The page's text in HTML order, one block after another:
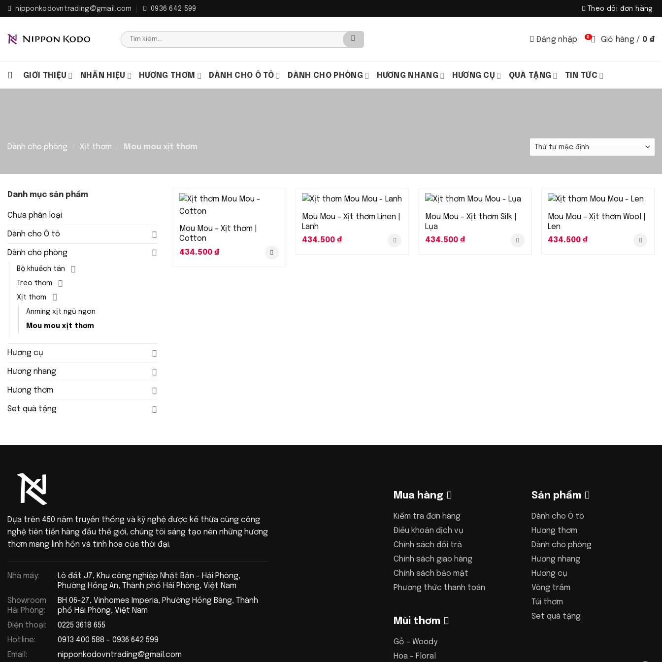
Bỏ
qua
dung
nipponkodovntrading@gmail.com 0936 642 599 Theo dõi đơn hàng
Tìm
kiếm:
Đăng nhập Giỏ hàng / 0 ₫
0
GIỚI THIỆU NHÃN HIỆU HƯƠNG THƠM DÀNH CHO Ô TÔ DÀNH CHO PHÒNG HƯƠNG NHANG HƯƠNG CỤ QUÀ TẶNG TIN TỨC
Dành cho phòng Xịt thơm Mou mou xịt thơm
Danh mục sản phẩm
Chưa phân loại
Dành cho Ô tô
Dành cho phòng
Bộ khuếch tán
Treo thơm
Xịt thơm
Anming xịt ngủ ngon
Mou mou xịt thơm
Hương cụ
Hương nhang
Hương thơm
Set quà tặng
Mou Mou – Xịt thơm |
Cotton
434.500 ₫
Mou Mou – Xịt thơm Linen |
Lanh
434.500₫
Mou Mou – Xịt thơm Silk |
Lụa
434.500 ₫
Mou Mou – Xịt thơm Wool |
Len
434.500₫
Dựa trên 450 năm truyền thống và kỹ nghệ được kế thừa cùng công
nghệ tiên tiến hàng đầu thế giới, chúng tôi sáng tạo nên những hương
thơm mang linh hồn và tinh hoa của thời đại.
Nhà máy:
Lô đất J7, Khu công nghiệp Nhật Bản - Hải Phòng,
Phường Hồng An, Thành phố Hải Phòng, Việt Nam
Showroom
Hải Phòng:
BH 06-27, Vinhomes Imperia, Phường Hồng Bàng, Thành
phố Hải Phòng, Việt Nam
Điện thoại:
0225 3618 655
Hotline:
0913 400 588 - 0936 642 599
Email:
nipponkodovntrading@gmail.com
Mua hàng
Kiểm tra đơn hàng
Điều khoản dịch vụ
Chính sách đổi trả
Chính sách giao hàng
Chính sách bảo mật
Phương thức thanh toán
Mùi thơm
Gỗ – Woody
Hoa – Floral
Sản phẩm
Dành cho Ô tô
Hương thơm
Dành cho phòng
Hương nhang
Hương cụ
Vòng trầm
Túi thơm
Set quà tặng